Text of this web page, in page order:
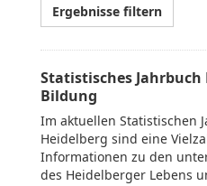
Ergebnisse filtern
Statistisches Jahrbuch
Bildung
Im aktuellen Statistischen
Heidelberg sind eine
Informationen zu den
des Heidelberger Lebens